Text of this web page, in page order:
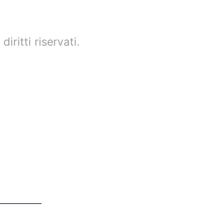
diritti riservati.